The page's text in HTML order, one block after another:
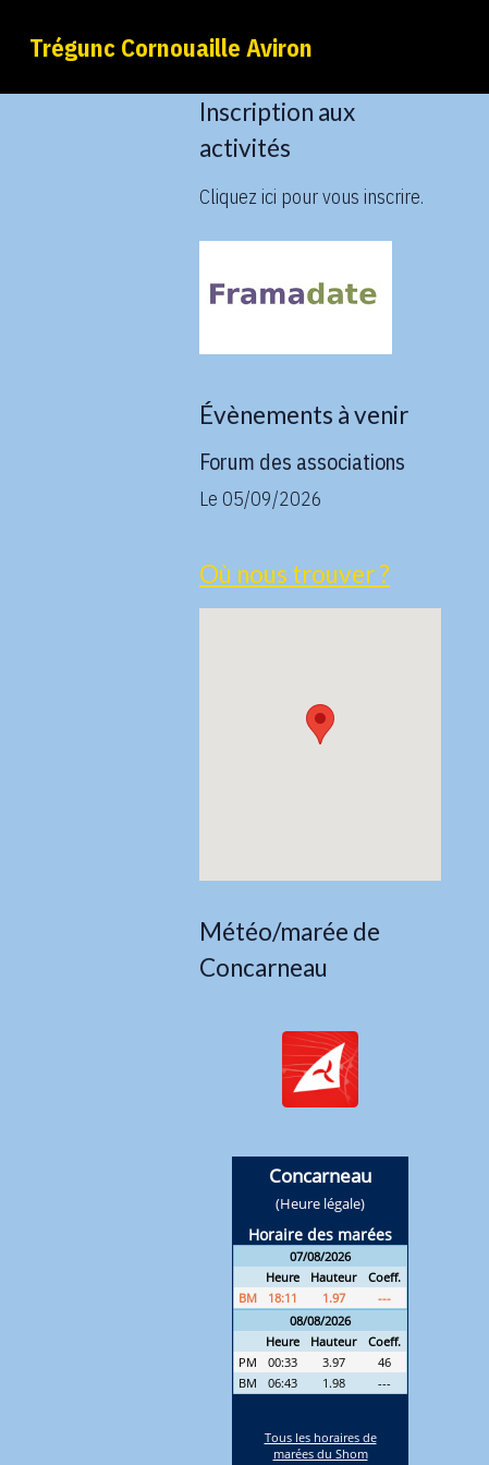
Trégunc Cornouaille Aviron
Inscription aux
activités
Cliquez ici pour vous inscrire.
Évènements à venir
Forum des associations
Le 05/09/2026
Où nous trouver ?
Météo/marée de
Concarneau